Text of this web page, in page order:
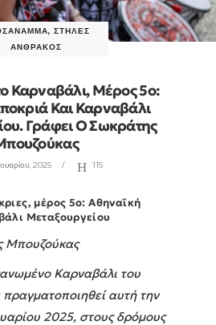
, ΣΤΉΛΕΣ
ΆΝΘΡΑΚΟΣ
Καρναβάλι, Μέρος 5ο:
Και Καρναβάλι
Γράφει Ο Σωκράτης
2025 115
μέρος 5ο: Αθηναϊκή
Μεταξουργείου
Μπουζούκας
Καρναβάλι του
αυτή την
2025, στους δρόμους